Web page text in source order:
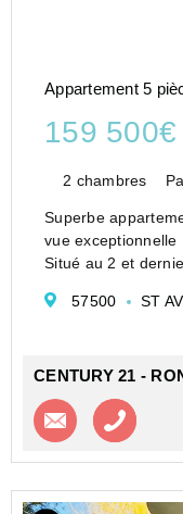
Appartement 5
159 500€
2 chambres
Superbe appartement de 142
vue exceptionnelle
Situé au 2 et
appartement de
57500 ST
CENTURY 21 -
Contacter